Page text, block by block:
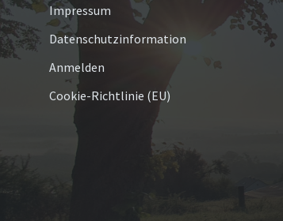
Impressum
Datenschutzinformation
Anmelden
Cookie-Richtlinie (EU)